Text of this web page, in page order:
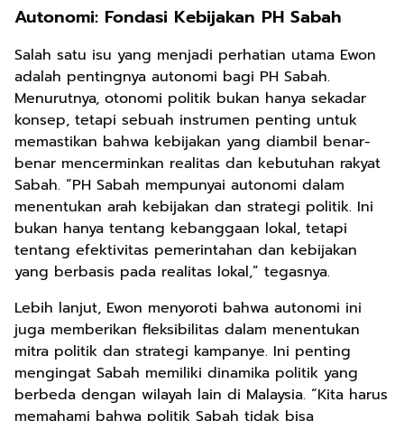
Autonomi: Fondasi Kebijakan PH Sabah
Salah satu isu yang menjadi perhatian utama Ewon
adalah pentingnya autonomi bagi PH Sabah.
Menurutnya, otonomi politik bukan hanya sekadar
konsep, tetapi sebuah instrumen penting untuk
memastikan bahwa kebijakan yang diambil benar-
benar mencerminkan realitas dan kebutuhan rakyat
Sabah. “PH Sabah mempunyai autonomi dalam
menentukan arah kebijakan dan strategi politik. Ini
bukan hanya tentang kebanggaan lokal, tetapi
tentang efektivitas pemerintahan dan kebijakan
yang berbasis pada realitas lokal,” tegasnya.
Lebih lanjut, Ewon menyoroti bahwa autonomi ini
juga memberikan fleksibilitas dalam menentukan
mitra politik dan strategi kampanye. Ini penting
mengingat Sabah memiliki dinamika politik yang
berbeda dengan wilayah lain di Malaysia. “Kita harus
memahami bahwa politik Sabah tidak bisa